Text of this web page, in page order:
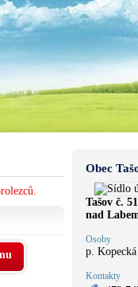
Obec
Tašov č.
nad
Osoby
p.
Kontakty